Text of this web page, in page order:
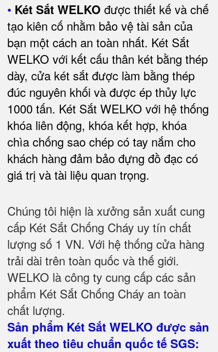
• Két Sắt WELKO được thiết kế và chế
tạo kiên cố nhằm bảo vệ tài sản của
bạn một cách an toàn nhất. Két Sắt
WELKO với kết cấu thân két bằng thép
dày, cửa két sắt được làm bằng thép
đúc nguyên khối và được ép thủy lực
1000 tấn. Két Sắt WELKO với hệ thống
khóa liên động, khóa kết hợp, khóa
chìa chống sao chép có tay nắm cho
khách hàng đảm bảo đựng đồ đạc có
giá trị và tài liệu quan trọng.
Chúng tôi hiện là xưởng sản xuất cung
cấp Két Sắt Chống Cháy uy tín chất
lượng số 1 VN. Với hệ thống cửa hàng
trải dài trên toàn quốc và thế giới.
WELKO là công ty cung cấp các sản
phẩm Két Sắt Chống Cháy an toàn
chất lượng.
Sản phẩm Két Sắt WELKO được sản
xuất theo tiêu chuẩn quốc tế SGS: